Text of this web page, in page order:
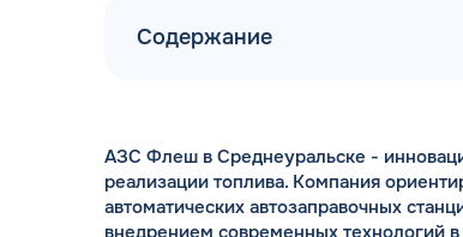
Содержание
АЗС Флеш в Среднеуральске -
реализации топлива. Компания
автоматических автозаправочных
внедрением современных технологий